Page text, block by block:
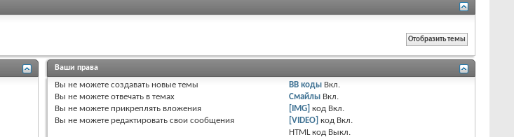
Ваши права
Вы не можете создавать новые темы
Вы не можете отвечать в темах
Вы не можете прикреплять вложения
Вы не можете редактировать свои сообщения
BB коды Вкл.
Смайлы Вкл.
[IMG] код Вкл.
[VIDEO] код Вкл.
HTML код Выкл.